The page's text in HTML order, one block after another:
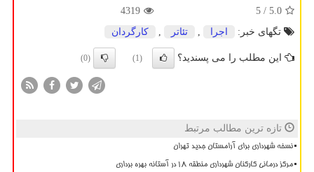
5.0
/ 5
4319
تگهای خبر:
اجرا تئاتر كارگردان
این مطلب را می پسندید؟ (1)
(0)
تازه ترین مطالب مرتبط
نسخه شهرداری برای آرامستان جدید تهران
مرکز درمانی کارکنان شهرداری منطقه ۱۸ در آستانه بهره برداری